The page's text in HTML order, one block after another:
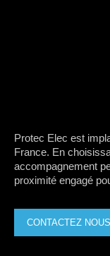
Protec Elec est
France. En
accompagnement
proximité engagé
CONTACTEZ NOUS